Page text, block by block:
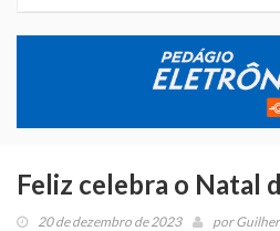
Feliz celebra o Natal
20 de dezembro de 2023 por